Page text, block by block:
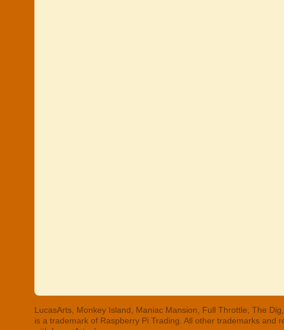
LucasArts, Monkey Island, Maniac Mansion, Full Throttle, The
is a trademark of Raspberry Pi Trading. All other trademarks